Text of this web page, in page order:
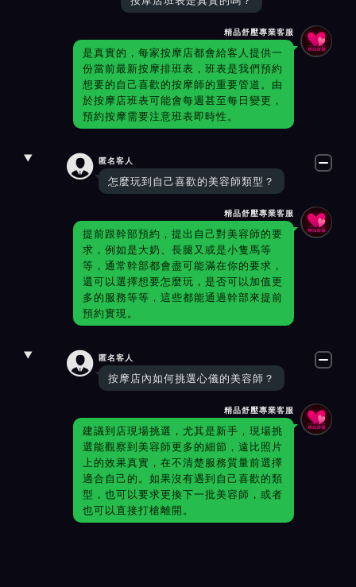
精品舒壓專業客服
是真實的，每家按摩店都會給客人提供一
份當前最新按摩排班表，班表是我們預約
想要的自己喜歡的按摩師的重要管道。由
於按摩店班表可能會每週甚至每日變更，
預約按摩需要注意班表即時性。
 匿名客人
怎麼玩到自己喜歡的美容師類型？
精品舒壓專業客服
提前跟幹部預約，提出自己對美容師的要
求，例如是大奶、長腿又或是小隻馬等
等，通常幹部都會盡可能滿在你的要求，
還可以選擇想要怎麼玩，是否可以加值更
多的服務等等，這些都能通過幹部來提前
預約實現。
 匿名客人
按摩店內如何挑選心儀的美容師？
精品舒壓專業客服
建議到店現場挑選，尤其是新手，現場挑
選能觀察到美容師更多的細節，遠比照片
上的效果真實，在不清楚服務質量前選擇
適合自己的。如果沒有遇到自己喜歡的類
型，也可以要求更換下一批美容師，或者
也可以直接打槍離開。